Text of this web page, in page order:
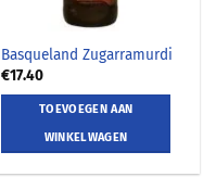
Basqueland Zugarramurdi
€17.40
TOEVOEGEN AAN
WINKELWAGEN